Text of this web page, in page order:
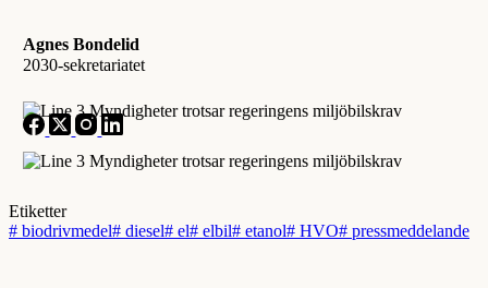
Agnes Bondelid
2030-sekretariatet
Etiketter
# biodrivmedel# diesel# el# elbil# etanol# HVO# pressmeddelande